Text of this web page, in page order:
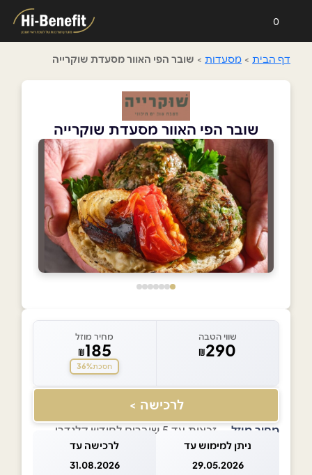
0
דף הבית > מסעדות > שובר הפי האוור מסעדת שוקרייה
שובר הפי האוור מסעדת שוקרייה
שווי הטבה
₪290
מחיר מוזל
₪185
חסכת36%
לרכישה >
מחיר מוזל — זכאות עד 5 שוברים לחודש קלנדרי
ניתן למימוש עד
29.05.2026
לרכישה עד
31.08.2026